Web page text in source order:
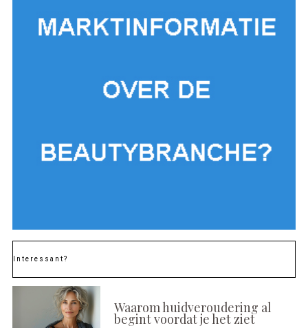
Interessant?
Waarom huidveroudering al
begint voordat je het ziet